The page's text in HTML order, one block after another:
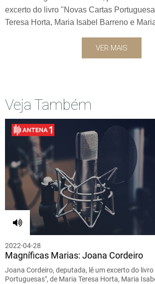
excerto do livro "Novas Cartas
Teresa Horta, Maria Isabel Barreno e
VER MAIS
Veja Também
2022-04-28
Magníficas Marias: Joana Cordeiro
Joana Cordeiro, deputada, lê um excerto do
Portuguesas", de Maria Teresa Horta, Maria